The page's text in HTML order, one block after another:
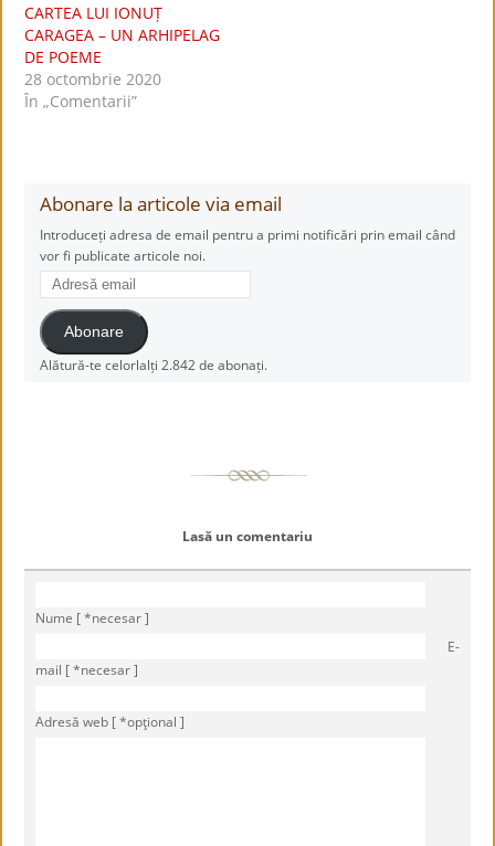
CARTEA LUI IONUȚ
CARAGEA – UN ARHIPELAG
DE POEME
28 octombrie 2020
În „Comentarii”
Abonare la articole via email
Introduceți adresa de email pentru a primi notificări prin email când
vor fi publicate articole noi.
Adresă
email
Abonare
Alătură-te celorlalți 2.842 de abonați.
Lasă un comentariu
Nume [ *necesar ]
E-
mail [ *necesar ]
Adresă web [ *opţional ]